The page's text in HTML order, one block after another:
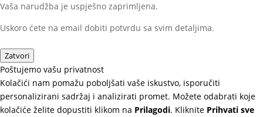
Vaša narudžba je uspješno zaprimljena.
Uskoro ćete na email dobiti potvrdu sa svim detaljima.
Zatvori
Poštujemo vašu privatnost
Kolačići nam pomažu poboljšati vaše iskustvo, isporučiti
personalizirani sadržaj i analizirati promet. Možete odabrati koje
kolačiće želite dopustiti klikom na Prilagodi. Kliknite Prihvati sve